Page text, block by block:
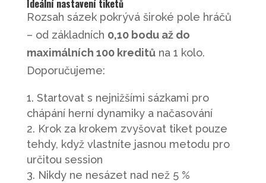
Ideální nastavení tiketů
Rozsah sázek pokrývá široké pole hráčů
– od základních 0,10 bodu až do
maximálních 100 kreditůna 1 kolo.
Doporučujeme:
Startovat s nejnižšími sázkami pro
chápání herní dynamiky a načasování
Krok za krokem zvyšovat tiket pouze
tehdy, když vlastníte jasnou metodu pro
určitou session
Nikdy ne nesázet nad než 5 %